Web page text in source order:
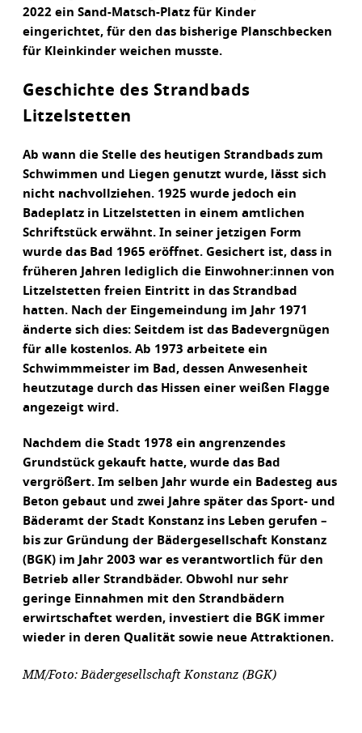
2022 ein Sand-Matsch-Platz für Kinder
eingerichtet, für den das bisherige Planschbecken
für Kleinkinder weichen musste.
Geschichte des Strandbads
Litzelstetten
Ab wann die Stelle des heutigen Strandbads zum
Schwimmen und Liegen genutzt wurde, lässt sich
nicht nachvollziehen. 1925 wurde jedoch ein
Badeplatz in Litzelstetten in einem amtlichen
Schriftstück erwähnt. In seiner jetzigen Form
wurde das Bad 1965 eröffnet. Gesichert ist, dass in
früheren Jahren lediglich die Einwohner:innen von
Litzelstetten freien Eintritt in das Strandbad
hatten. Nach der Eingemeindung im Jahr 1971
änderte sich dies: Seitdem ist das Badevergnügen
für alle kostenlos. Ab 1973 arbeitete ein
Schwimmmeister im Bad, dessen Anwesenheit
heutzutage durch das Hissen einer weißen Flagge
angezeigt wird.
Nachdem die Stadt 1978 ein angrenzendes
Grundstück gekauft hatte, wurde das Bad
vergrößert. Im selben Jahr wurde ein Badesteg aus
Beton gebaut und zwei Jahre später das Sport- und
Bäderamt der Stadt Konstanz ins Leben gerufen –
bis zur Gründung der Bädergesellschaft Konstanz
(BGK) im Jahr 2003 war es verantwortlich für den
Betrieb aller Strandbäder. Obwohl nur sehr
geringe Einnahmen mit den Strandbädern
erwirtschaftet werden, investiert die BGK immer
wieder in deren Qualität sowie neue Attraktionen.
MM/Foto: Bädergesellschaft Konstanz (BGK)